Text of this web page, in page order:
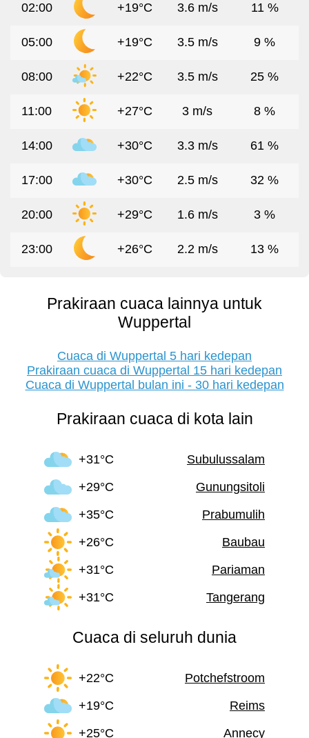
02:00 +19°C 3.6 m/s 11 %
05:00 +19°C 3.5 m/s 9 %
08:00 +22°C 3.5 m/s 25 %
11:00 +27°C 3 m/s 8 %
14:00 +30°C 3.3 m/s 61 %
17:00 +30°C 2.5 m/s 32 %
20:00 +29°C 1.6 m/s 3 %
23:00 +26°C 2.2 m/s 13 %
Prakiraan cuaca lainnya untuk
Wuppertal
Cuaca di Wuppertal 5 hari kedepan
Prakiraan cuaca di Wuppertal 15 hari kedepan
Cuaca di Wuppertal bulan ini - 30 hari kedepan
Prakiraan cuaca di kota lain
+31°C
Subulussalam
+29°C
Gunungsitoli
+35°C
Prabumulih
+26°C
Baubau
+31°C
Pariaman
+31°C
Tangerang
Cuaca di seluruh dunia
+22°C
Potchefstroom
+19°C
Reims
+25°C
Annecy